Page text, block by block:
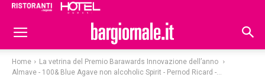
Home
La vetrina del Premio Barawards Innovazione dell’anno
Almave - 100& Blue Agave non alcoholic Spirit - Pernod Ricard -...